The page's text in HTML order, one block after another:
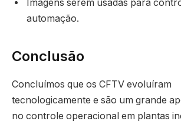
Imagens serem usadas para
automação.
Conclusão
Concluímos que os CFTV evoluíram
tecnologicamente e são um grande
no controle operacional em plantas